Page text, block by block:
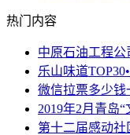
热门内容
中原石油工程公
乐山味道
微信拉票多少钱
2019年2月青岛
第十二届感动